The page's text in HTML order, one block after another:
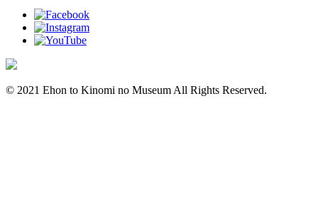
© 2021 Ehon to Kinomi no Museum All Rights Reserved.